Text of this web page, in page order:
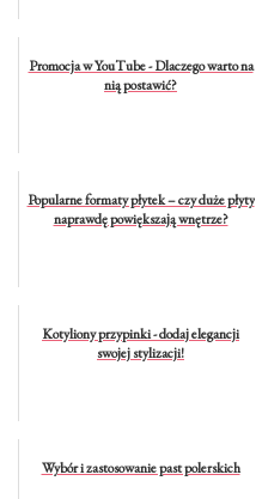
Promocja w YouTube - Dlaczego warto na
nią postawić?
Popularne formaty płytek – czy duże płyty
naprawdę powiększają wnętrze?
Kotyliony przypinki - dodaj elegancji
swojej stylizacji!
Wybór i zastosowanie past polerskich